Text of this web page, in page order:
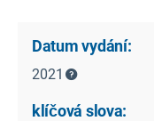
Datum vydání:
2021
klíčová slova: